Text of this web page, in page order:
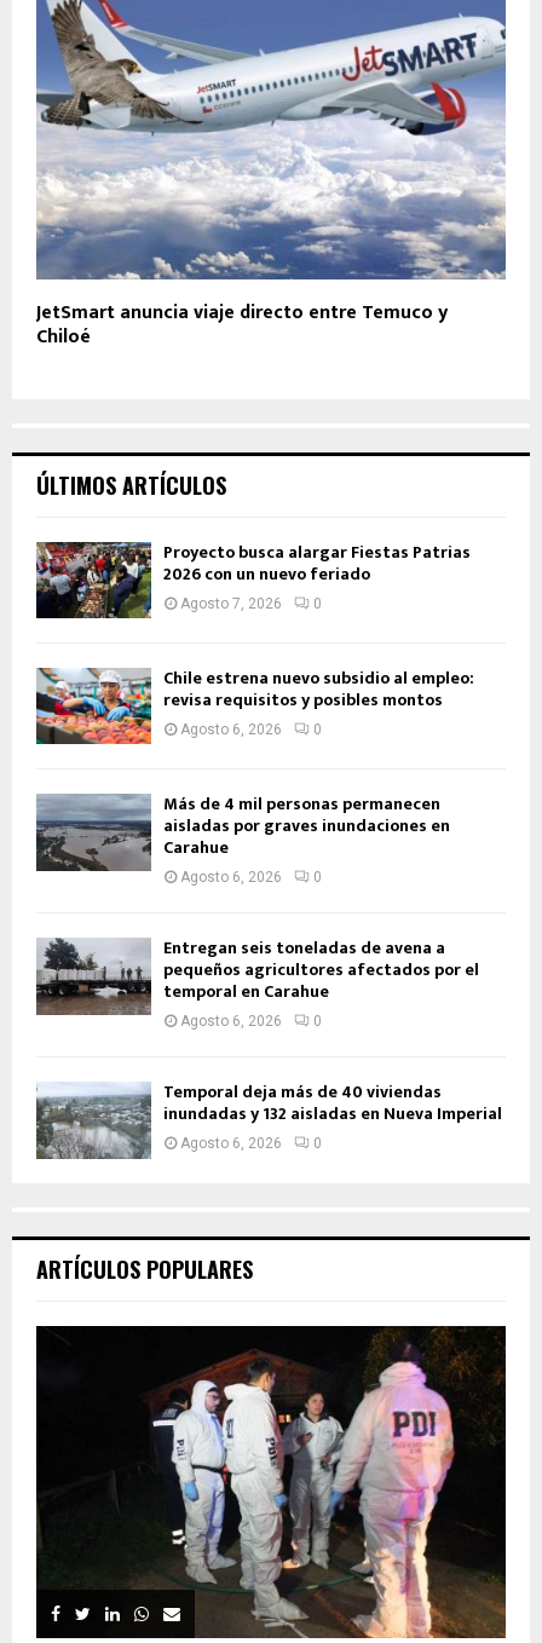
JetSmart anuncia viaje directo entre Temuco y
Chiloé
ÚLTIMOS ARTÍCULOS
Proyecto busca alargar Fiestas Patrias
2026 con un nuevo feriado
Agosto 7, 2026 0
Chile estrena nuevo subsidio al empleo:
revisa requisitos y posibles montos
Agosto 6, 2026 0
Más de 4 mil personas permanecen
aisladas por graves inundaciones en
Carahue
Agosto 6, 2026 0
Entregan seis toneladas de avena a
pequeños agricultores afectados por el
temporal en Carahue
Agosto 6, 2026 0
Temporal deja más de 40 viviendas
inundadas y 132 aisladas en Nueva Imperial
Agosto 6, 2026 0
ARTÍCULOS POPULARES